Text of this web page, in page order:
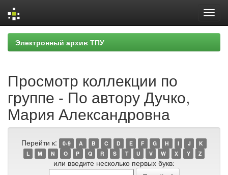
Skip
navigation
Электронный архив ТПУ
Просмотр коллекции по
группе - По автору Дучко,
Мария Александровна
Перейти к: 0-9 A B C D E F G H I J
K
L
M N O P Q R S T U V W X Y Z
или введите несколько первых букв: